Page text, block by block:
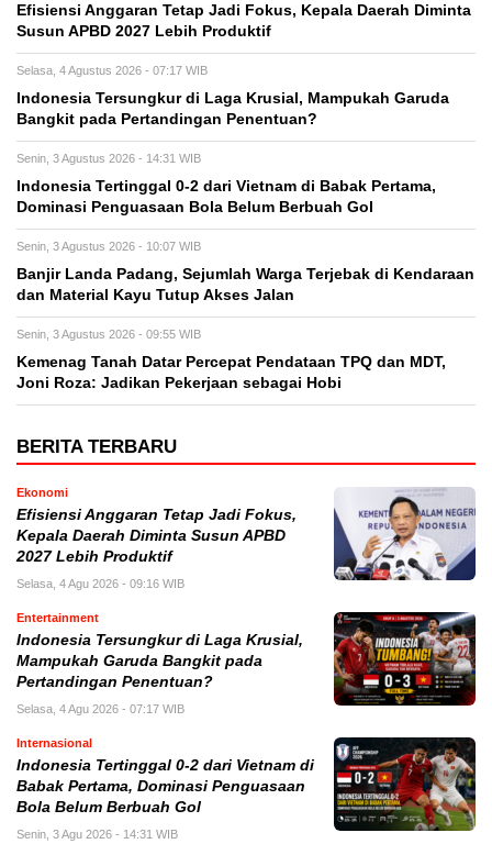
Efisiensi Anggaran Tetap Jadi Fokus, Kepala Daerah Diminta
Susun APBD 2027 Lebih Produktif
Selasa, 4 Agustus 2026 - 07:17 WIB
Indonesia Tersungkur di Laga Krusial, Mampukah Garuda
Bangkit pada Pertandingan Penentuan?
Senin, 3 Agustus 2026 - 14:31 WIB
Indonesia Tertinggal 0-2 dari Vietnam di Babak Pertama,
Dominasi Penguasaan Bola Belum Berbuah Gol
Senin, 3 Agustus 2026 - 10:07 WIB
Banjir Landa Padang, Sejumlah Warga Terjebak di Kendaraan
dan Material Kayu Tutup Akses Jalan
Senin, 3 Agustus 2026 - 09:55 WIB
Kemenag Tanah Datar Percepat Pendataan TPQ dan MDT,
Joni Roza: Jadikan Pekerjaan sebagai Hobi
BERITA TERBARU
Ekonomi
Efisiensi Anggaran Tetap Jadi Fokus,
Kepala Daerah Diminta Susun APBD
2027 Lebih Produktif
Selasa, 4 Agu 2026 - 09:16 WIB
Entertainment
Indonesia Tersungkur di Laga Krusial,
Mampukah Garuda Bangkit pada
Pertandingan Penentuan?
Selasa, 4 Agu 2026 - 07:17 WIB
Internasional
Indonesia Tertinggal 0-2 dari Vietnam di
Babak Pertama, Dominasi Penguasaan
Bola Belum Berbuah Gol
Senin, 3 Agu 2026 - 14:31 WIB